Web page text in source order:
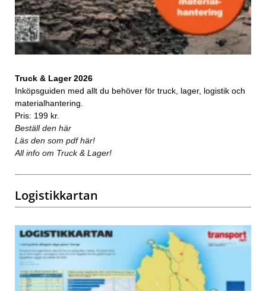
Truck & Lager 2026
Inköpsguiden med allt du behöver för truck, lager, logistik och
materialhantering.
Pris: 199 kr.
Beställ den här
Läs den som pdf här!
All info om Truck & Lager!
Logistikkartan